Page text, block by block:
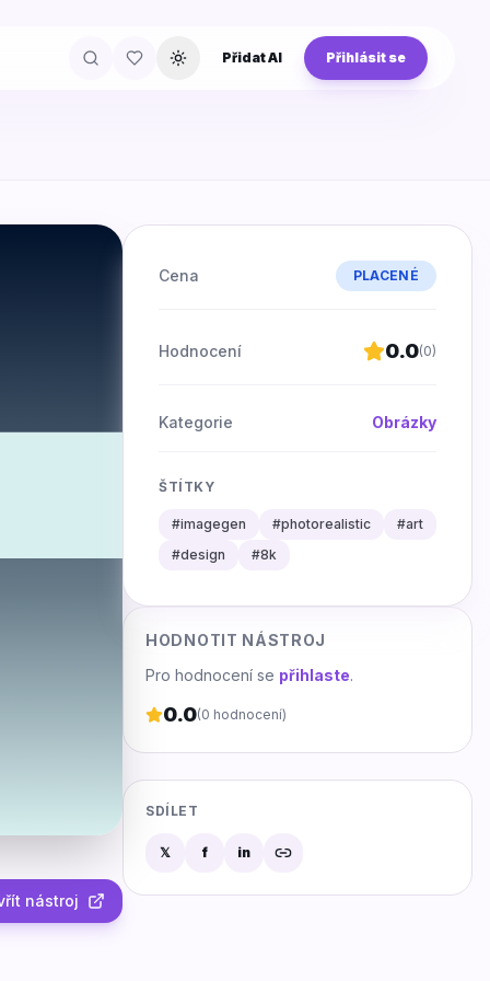
Přepnout téma
Přidat AI Přihlásit se
nástroj
Cena PLACENÉ
Hodnocení 0.0(0)
Kategorie Obrázky
ŠTÍTKY
#imagegen #photorealistic #art
#design #8k
HODNOTIT NÁSTROJ
Pro hodnocení se přihlaste.
0.0(0 hodnocení)
SDÍLET
𝕏 f in